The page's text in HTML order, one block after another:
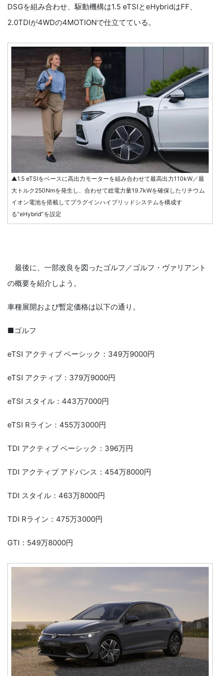
DSGを組み合わせ、駆動機構は1.5 eTSIとeHybridはFF、
2.0TDIが4WDの4MOTIONで仕立てている。
▲1.5 eTSIをベースに高出力モーターを組み合わせて最高出力110kW／最
大トルク250Nmを発生し、合わせて総電力量19.7kWを確保したリチウム
イオン電池を搭載してプラグインハイブリッドシステムを構成す
る“eHybrid”を設定
最後に、一部改良を図ったゴルフ／ゴルフ・ヴァリアント
の概要を紹介しよう。
車種展開および暫定価格は以下の通り。
■ゴルフ
eTSI アクティブ ベーシック：349万9000円
eTSI アクティブ：379万9000円
eTSI スタイル：443万7000円
eTSI Rライン：455万3000円
TDI アクティブ ベーシック：396万円
TDI アクティブ アドバンス：454万8000円
TDI スタイル：463万8000円
TDI Rライン：475万3000円
GTI：549万8000円